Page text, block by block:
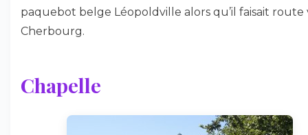
paquebot belge Léopoldville alors qu’il faisait route
Cherbourg.
Chapelle